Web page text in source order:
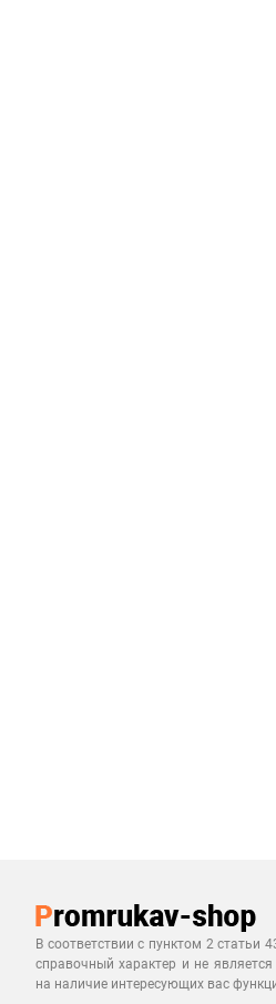
В соответствии с пунктом 2
справочный характер и не
на наличие интересующих вас